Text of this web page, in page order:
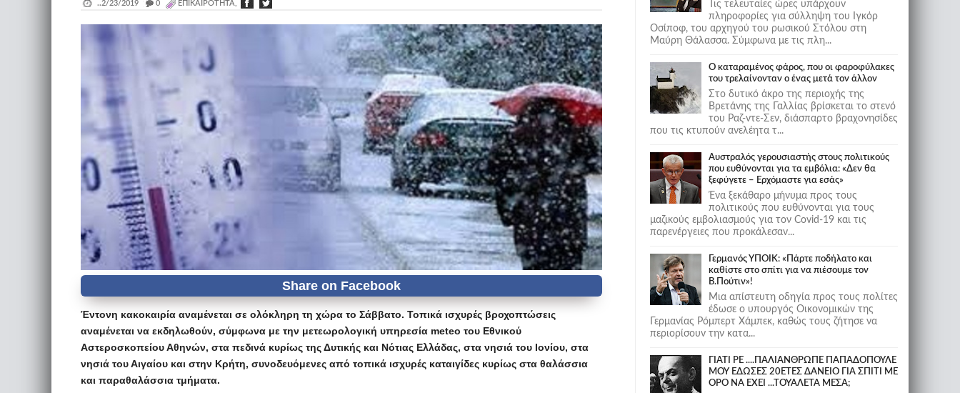
..2/23/2019 _ 0 ΕΠΙΚΑΙΡΌΤΗΤΑ,
Έντονη κακοκαιρία αναμένεται σε ολόκληρη τη χώρα το Σάββατο. Τοπικά ισχυρές βροχοπτώσεις
αναμένεται να εκδηλωθούν, σύμφωνα με την μετεωρολογική υπηρεσία meteo του Εθνικού
Αστεροσκοπείου Αθηνών, στα πεδινά κυρίως της Δυτικής και Νότιας Ελλάδας, στα νησιά του Ιονίου, στα
νησιά του Αιγαίου και στην Κρήτη, συνοδευόμενες από τοπικά ισχυρές καταιγίδες κυρίως στα θαλάσσια
και παραθαλάσσια τμήματα.
Τις τελευταίες ώρες υπάρχουν
πληροφορίες για σύλληψη του Ιγκόρ
Οσίποφ, του αρχηγού του ρωσικού Στόλου στη
Μαύρη Θάλασσα. Σύμφωνα με τις πλη...
Ο καταραμένος φάρος, που οι φαροφύλακες
του τρελαίνονταν ο ένας μετά τον άλλον
Στο δυτικό άκρο της περιοχής της
Βρετάνης της Γαλλίας βρίσκεται το στενό
του Ραζ-ντε-Σεν, διάσπαρτο βραχονησίδες
που τις κτυπούν ανελέητα τ...
Αυστραλός γερουσιαστής στους πολιτικούς
που ευθύνονται για τα εμβόλια: «Δεν θα
ξεφύγετε – Ερχόμαστε για εσάς»
Ένα ξεκάθαρο μήνυμα προς τους
πολιτικούς που ευθύνονται για τους
μαζικούς εμβολιασμούς για τον Covid-19 και τις
παρενέργειες που προκάλεσαν...
Γερμανός ΥΠΟΙΚ: «Πάρτε ποδήλατο και
καθίστε στο σπίτι για να πιέσουμε τον
Β.Πούτιν»!
Μια απίστευτη οδηγία προς τους πολίτες
έδωσε ο υπουργός Οικονομικών της
Γερμανίας Ρόμπερτ Χάμπεκ, καθώς τους ζήτησε να
περιορίσουν την κατα...
ΓΙΑΤΙ ΡΕ ....ΠΑΛΙΑΝΘΡΩΠΕ ΠΑΠΑΔΟΠΟΥΛΕ
ΜΟΥ ΕΔΩΣΕΣ 20ΕΤΕΣ ΔΑΝΕΙΟ ΓΙΑ ΣΠΙΤΙ ΜΕ
ΟΡΟ ΝΑ ΕΧΕΙ ...ΤΟΥΑΛΕΤΑ ΜΕΣΑ;